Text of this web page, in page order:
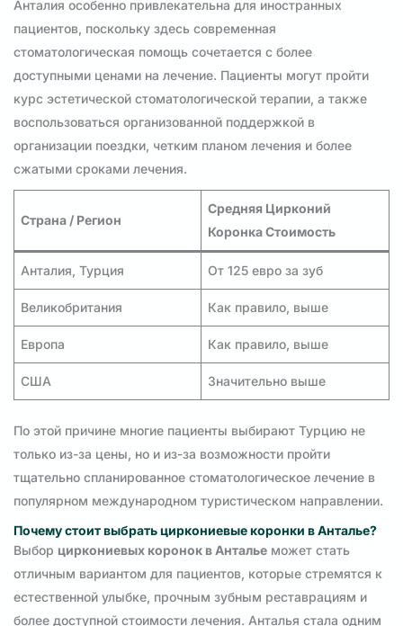
Анталия особенно привлекательна для иностранных
пациентов, поскольку здесь современная
стоматологическая помощь сочетается с более
доступными ценами на лечение. Пациенты могут пройти
курс эстетической стоматологической терапии, а также
воспользоваться организованной поддержкой в
организации поездки, четким планом лечения и более
сжатыми сроками лечения.
Страна / Регион
Средняя Цирконий
Коронка Стоимость
Анталия, Турция От 125 евро за зуб
Великобритания Как правило, выше
Европа Как правило, выше
США Значительно выше
По этой причине многие пациенты выбирают Турцию не
только из-за цены, но и из-за возможности пройти
тщательно спланированное стоматологическое лечение в
популярном международном туристическом направлении.
Почему стоит выбрать циркониевые коронки в Анталье?
Выбор циркониевых коронок в Анталье может стать
отличным вариантом для пациентов, которые стремятся к
естественной улыбке, прочным зубным реставрациям и
более доступной стоимости лечения. Анталья стала одним